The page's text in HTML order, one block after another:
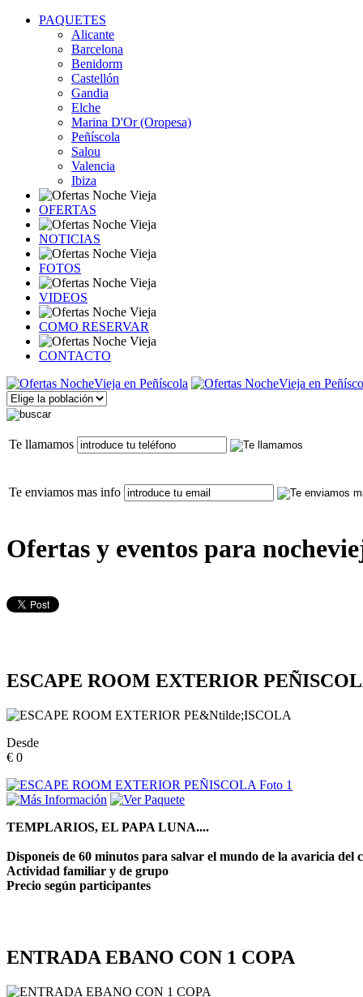
PAQUETES
Alicante
Barcelona
Benidorm
Castellón
Gandia
Elche
Marina D'Or (Oropesa)
Peñíscola
Salou
Valencia
Ibiza
OFERTAS
NOTICIAS
FOTOS
VIDEOS
COMO RESERVAR
CONTACTO
Te llamamos
Te enviamos mas info
Ofertas y eventos para
ESCAPE ROOM EXTERIOR
Desde
€ 0
TEMPLARIOS, EL PAPA LUNA....
Disponeis de 60 minutos para salvar el mundo de la avaricia del
Actividad familiar y de grupo
Precio según participantes
ENTRADA EBANO CON 1 COPA